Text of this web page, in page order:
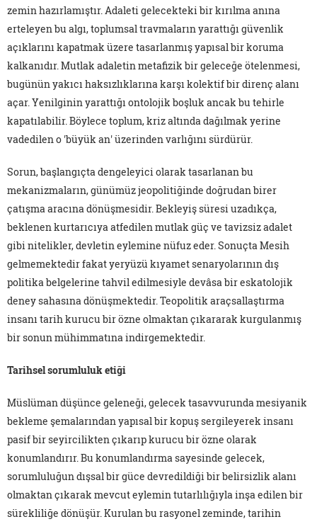
zemin hazırlamıştır. Adaleti gelecekteki bir kırılma anına
erteleyen bu algı, toplumsal travmaların yarattığı güvenlik
açıklarını kapatmak üzere tasarlanmış yapısal bir koruma
kalkanıdır. Mutlak adaletin metafizik bir geleceğe ötelenmesi,
bugünün yakıcı haksızlıklarına karşı kolektif bir direnç alanı
açar. Yenilginin yarattığı ontolojik boşluk ancak bu tehirle
kapatılabilir. Böylece toplum, kriz altında dağılmak yerine
vadedilen o 'büyük an' üzerinden varlığını sürdürür.
Sorun, başlangıçta dengeleyici olarak tasarlanan bu
mekanizmaların, günümüz jeopolitiğinde doğrudan birer
çatışma aracına dönüşmesidir. Bekleyiş süresi uzadıkça,
beklenen kurtarıcıya atfedilen mutlak güç ve tavizsiz adalet
gibi nitelikler, devletin eylemine nüfuz eder. Sonuçta Mesih
gelmemektedir fakat yeryüzü kıyamet senaryolarının dış
politika belgelerine tahvil edilmesiyle devâsa bir eskatolojik
deney sahasına dönüşmektedir. Teopolitik araçsallaştırma
insanı tarih kurucu bir özne olmaktan çıkararak kurgulanmış
bir sonun mühimmatına indirgemektedir.
Tarihsel sorumluluk etiği
Müslüman düşünce geleneği, gelecek tasavvurunda mesiyanik
bekleme şemalarından yapısal bir kopuş sergileyerek insanı
pasif bir seyircilikten çıkarıp kurucu bir özne olarak
konumlandırır. Bu konumlandırma sayesinde gelecek,
sorumluluğun dışsal bir güce devredildiği bir belirsizlik alanı
olmaktan çıkarak mevcut eylemin tutarlılığıyla inşa edilen bir
sürekliliğe dönüşür. Kurulan bu rasyonel zeminde, tarihin